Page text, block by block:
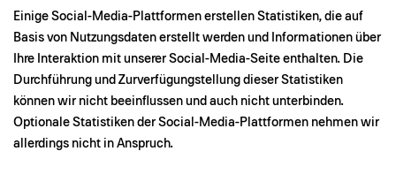
Einige Social-Media-Plattformen erstellen Statistiken, die auf
Basis von Nutzungsdaten erstellt werden und Informationen über
Ihre Interaktion mit unserer Social-Media-Seite enthalten. Die
Durchführung und Zurverfügungstellung dieser Statistiken
können wir nicht beeinflussen und auch nicht unterbinden.
Optionale Statistiken der Social-Media-Plattformen nehmen wir
allerdings nicht in Anspruch.